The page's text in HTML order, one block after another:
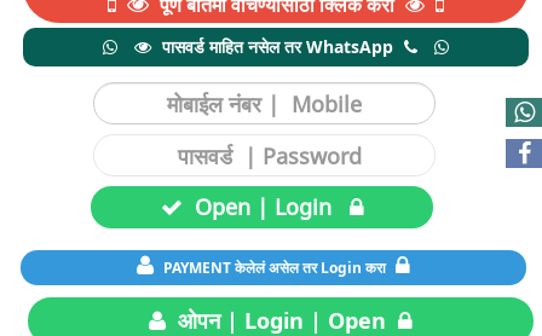
पासवर्ड माहित नसेल तर WhatsApp
Open | Login
PAYMENT केलेलं असेल तर Login करा
ओपन | Login | Open